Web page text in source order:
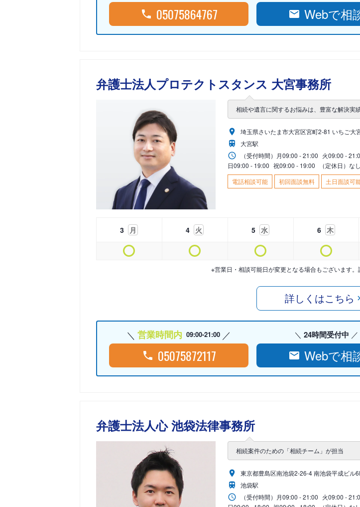
05075864767 Webで相
弁護士法人プロテクトスタンス 大宮事務所
相続や遺言に関するお悩みは、豊富な解決実
埼玉県さいたま市大宮区宮町2-81 いちご大
大宮駅
（受付時間） 月09:00 - 21:00 火09:00 -
日09:00 - 19:00 祝09:00 - 19:00
（定休日）なし
電話相談可能
初回面談無料 土日面談可
3 月 4 火 5 水 6 木
※営業日・相談可能日が変更となる場合もございます。
詳しくはこちら
営業時間内 09:00-21:00
05075872117
24時間受付中
Webで相
弁護士法人心 池袋法律事務所
相続案件のための「相続チーム」が担当
東京都豊島区南池袋2-26-4 南池袋平成ビル
池袋駅
（受付時間） 月09:00 - 21:00 火09:00 -